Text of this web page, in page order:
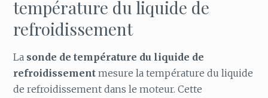
température du liquide de
refroidissement
La sonde de température du liquide de
refroidissement mesure la température du liquide
de refroidissement dans le moteur. Cette